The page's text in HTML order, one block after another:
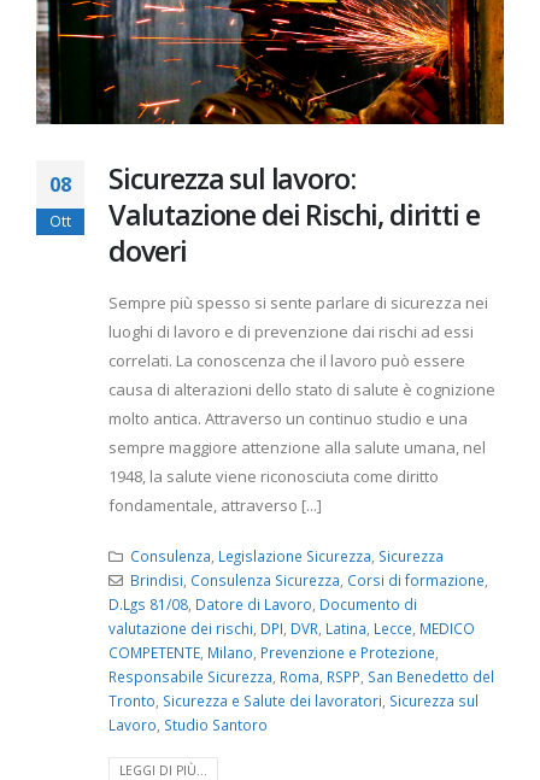
08
Ott
Sicurezza sul lavoro:
Valutazione dei Rischi, diritti e
doveri
Sempre più spesso si sente parlare di sicurezza nei
luoghi di lavoro e di prevenzione dai rischi ad essi
correlati. La conoscenza che il lavoro può essere
causa di alterazioni dello stato di salute è cognizione
molto antica. Attraverso un continuo studio e una
sempre maggiore attenzione alla salute umana, nel
1948, la salute viene riconosciuta come diritto
fondamentale, attraverso [...]
Consulenza, Legislazione Sicurezza, Sicurezza
Brindisi, Consulenza Sicurezza, Corsi di formazione,
D.Lgs 81/08, Datore di Lavoro, Documento di
valutazione dei rischi, DPI, DVR, Latina, Lecce, MEDICO
COMPETENTE, Milano, Prevenzione e Protezione,
Responsabile Sicurezza, Roma, RSPP, San Benedetto del
Tronto, Sicurezza e Salute dei lavoratori, Sicurezza sul
Lavoro, Studio Santoro
LEGGI DI PIÙ...